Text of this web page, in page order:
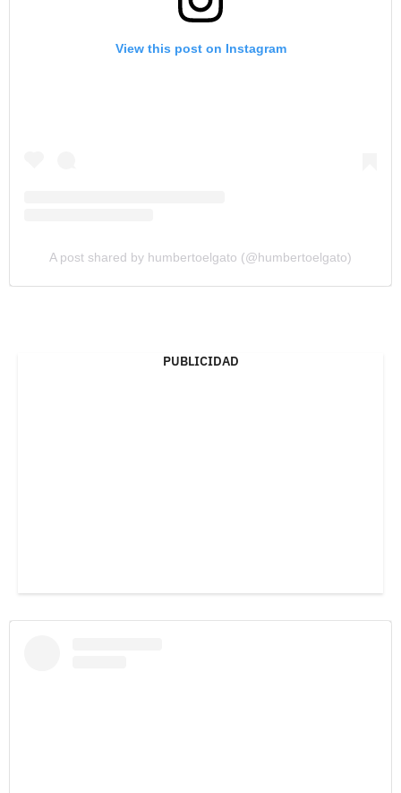
View this post on Instagram
A post shared by humbertoelgato (@humbertoelgato)
PUBLICIDAD